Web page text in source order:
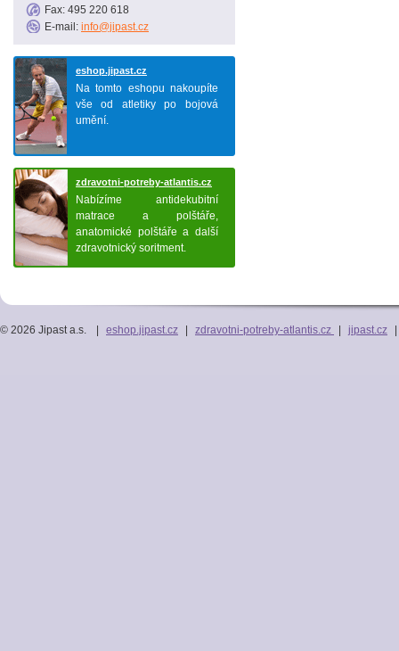
Fax: 495 220 618
E-mail: info@jipast.cz
eshop.jipast.cz
Na tomto eshopu nakoupíte
vše od atletiky po bojová
umění.
zdravotni-potreby-atlantis.cz
Nabízíme antidekubitní
matrace a polštáře,
anatomické polštáře a další
zdravotnický soritment.
eshop.jipast.cz zdravotni-potreby-atlantis.cz jipast.cz
© 2026 Jipast a.s.